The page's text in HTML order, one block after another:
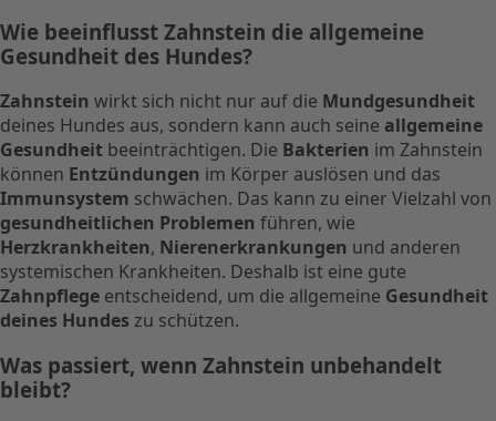
Wie beeinflusst Zahnstein die allgemeine
Gesundheit des Hundes?
Zahnstein wirkt sich nicht nur auf die Mundgesundheit
deines Hundes aus, sondern kann auch seine allgemeine
Gesundheit beeinträchtigen. Die Bakterien im Zahnstein
können Entzündungen im Körper auslösen und das
Immunsystem schwächen. Das kann zu einer Vielzahl von
gesundheitlichen Problemen führen, wie
Herzkrankheiten, Nierenerkrankungen und anderen
systemischen Krankheiten. Deshalb ist eine gute
Zahnpflege entscheidend, um die allgemeine Gesundheit
deines Hundes zu schützen.
Was passiert, wenn Zahnstein unbehandelt
bleibt?